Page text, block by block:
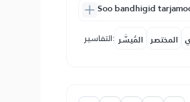
Soo bandhigid
التفاسير: المُيسَّر المختصر